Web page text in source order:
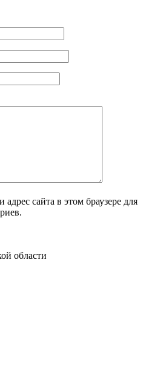
сайта в этом браузере для
области